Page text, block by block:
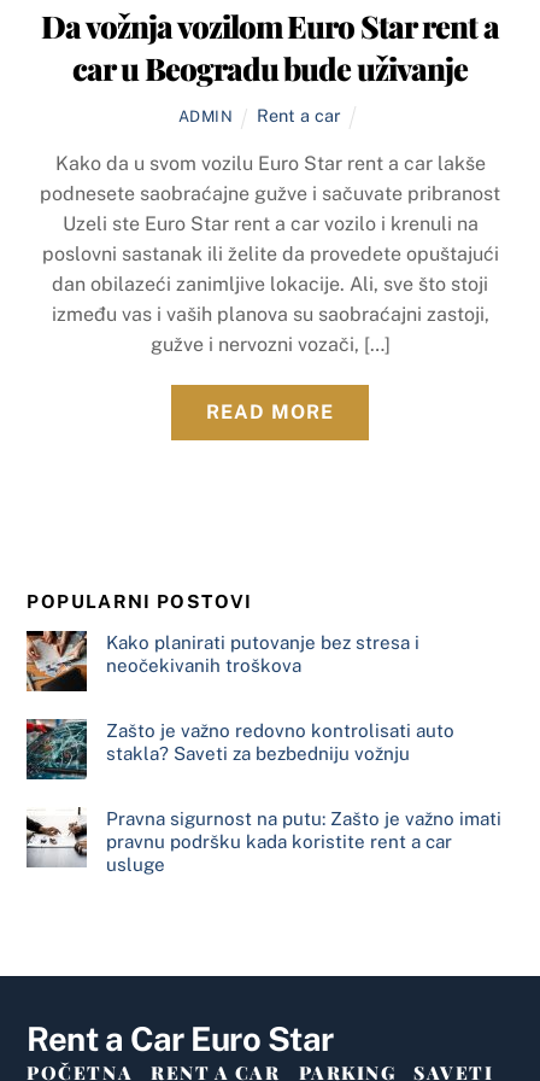
Da vožnja vozilom Euro Star rent a
car u Beogradu bude uživanje
ADMIN Rent a car
Kako da u svom vozilu Euro Star rent a car lakše
podnesete saobraćajne gužve i sačuvate pribranost
Uzeli ste Euro Star rent a car vozilo i krenuli na
poslovni sastanak ili želite da provedete opuštajući
dan obilazeći zanimljive lokacije. Ali, sve što stoji
između vas i vaših planova su saobraćajni zastoji,
gužve i nervozni vozači, […]
READ MORE
POPULARNI POSTOVI
Kako planirati putovanje bez stresa i
neočekivanih troškova
Zašto je važno redovno kontrolisati auto
stakla? Saveti za bezbedniju vožnju
Pravna sigurnost na putu: Zašto je važno imati
pravnu podršku kada koristite rent a car
usluge
Rent a Car Euro Star
POČETNA RENT A CAR PARKING SAVETI